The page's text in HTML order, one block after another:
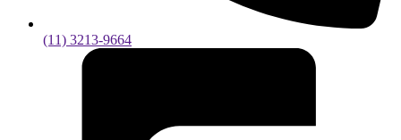
(11) 3213-9664